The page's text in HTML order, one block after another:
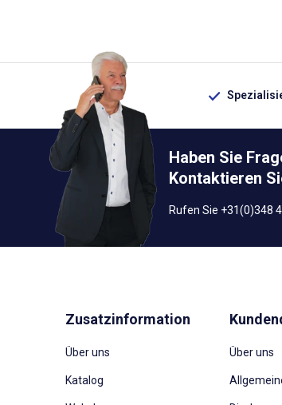
Haben Sie
Kontaktieren
Rufen Sie +31(0)348
Zusatzinformation
Über uns
Katalog
Über uns